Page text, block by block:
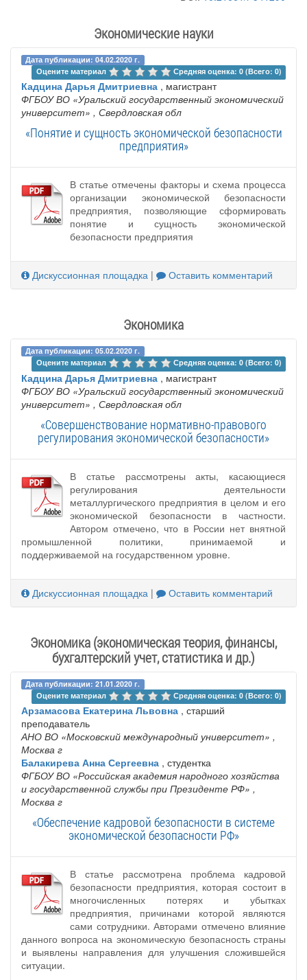
Экономические науки
Дата публикации: 04.02.2020 г.
Оцените материал
Средняя оценка: 0 (Всего: 0)
Кадцина Дарья Дмитриевна , магистрант
ФГБОУ ВО «Уральский государственный экономический
университет» , Свердловская обл
«Понятие и сущность экономической безопасности
предприятия»
В статье отмечены факторы и схема процесса
организации экономической безопасности
предприятия, позволяющие сформировать
понятие и сущность экономической
безопасности предприятия
Дискуссионная площадка | Оставить комментарий
Экономика
Дата публикации: 05.02.2020 г.
Оцените материал
Средняя оценка: 0 (Всего: 0)
Кадцина Дарья Дмитриевна , магистрант
ФГБОУ ВО «Уральский государственный экономический
университет» , Свердловская обл
«Совершенствование нормативно-правового
регулирования экономической безопасности»
В статье рассмотрены акты, касающиеся
регулирования деятельности
металлургического предприятия в целом и его
экономической безопасности в частности.
Автором отмечено, что в России нет внятной
промышленной политики, принимаемой и
поддерживаемой на государственном уровне.
Дискуссионная площадка | Оставить комментарий
Экономика (экономическая теория, финансы,
бухгалтерский учет, статистика и др.)
Дата публикации: 21.01.2020 г.
Оцените материал
Средняя оценка: 0 (Всего: 0)
Арзамасова Екатерина Львовна , старший
преподаватель
АНО ВО «Московский международный университет» ,
Москва г
Балакирева Анна Сергеевна , студентка
ФГБОУ ВО «Российская академия народного хозяйства
и государственной службы при Президенте РФ» ,
Москва г
«Обеспечение кадровой безопасности в системе
экономической безопасности РФ»
В статье рассмотрена проблема кадровой
безопасности предприятия, которая состоит в
многочисленных потерях и убытках
предприятия, причинами которой являются
сами сотрудники. Авторами отмечено влияние
данного вопроса на экономическую безопасность страны
и выявлены направления для улучшения сложившейся
ситуации.